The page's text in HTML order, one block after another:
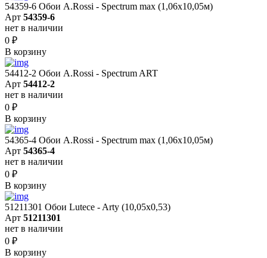
54359-6 Обои A.Rossi - Spectrum max (1,06x10,05м)
Арт 54359-6
нет в наличии
0 ₽
В корзину
54412-2 Обои A.Rossi - Spectrum ART
Арт 54412-2
нет в наличии
0 ₽
В корзину
54365-4 Обои A.Rossi - Spectrum max (1,06x10,05м)
Арт 54365-4
нет в наличии
0 ₽
В корзину
51211301 Обои Lutece - Arty (10,05x0,53)
Арт 51211301
нет в наличии
0 ₽
В корзину